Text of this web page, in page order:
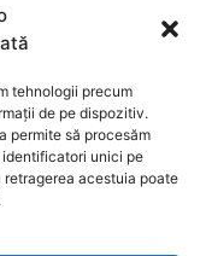
tehnologii precum
de pe dispozitiv.
permite să procesăm
unici pe
acestuia poate